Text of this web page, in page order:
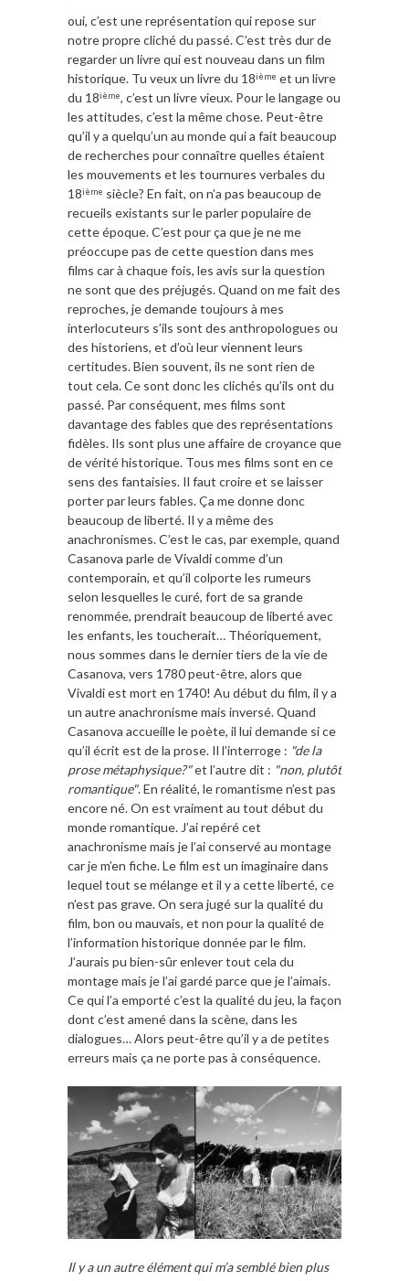
oui, c’est une représentation qui repose sur
notre propre cliché du passé. C’est très dur de
regarder un livre qui est nouveau dans un film
historique. Tu veux un livre du 18ième et un livre
du 18ième, c’est un livre vieux. Pour le langage ou
les attitudes, c’est la même chose. Peut-être
qu’il y a quelqu’un au monde qui a fait beaucoup
de recherches pour connaître quelles étaient
les mouvements et les tournures verbales du
18ième siècle? En fait, on n’a pas beaucoup de
recueils existants sur le parler populaire de
cette époque. C’est pour ça que je ne me
préoccupe pas de cette question dans mes
films car à chaque fois, les avis sur la question
ne sont que des préjugés. Quand on me fait des
reproches, je demande toujours à mes
interlocuteurs s’ils sont des anthropologues ou
des historiens, et d’où leur viennent leurs
certitudes. Bien souvent, ils ne sont rien de
tout cela. Ce sont donc les clichés qu’ils ont du
passé. Par conséquent, mes films sont
davantage des fables que des représentations
fidèles. Ils sont plus une affaire de croyance que
de vérité historique. Tous mes films sont en ce
sens des fantaisies. Il faut croire et se laisser
porter par leurs fables. Ça me donne donc
beaucoup de liberté. Il y a même des
anachronismes. C’est le cas, par exemple, quand
Casanova parle de Vivaldi comme d’un
contemporain, et qu’il colporte les rumeurs
selon lesquelles le curé, fort de sa grande
renommée, prendrait beaucoup de liberté avec
les enfants, les toucherait… Théoriquement,
nous sommes dans le dernier tiers de la vie de
Casanova, vers 1780 peut-être, alors que
Vivaldi est mort en 1740! Au début du film, il y a
un autre anachronisme mais inversé. Quand
Casanova accueille le poète, il lui demande si ce
qu’il écrit est de la prose. Il l’interroge : "de la
prose métaphysique?"et l’autre dit : "non, plutôt
romantique". En réalité, le romantisme n’est pas
encore né. On est vraiment au tout début du
monde romantique. J’ai repéré cet
anachronisme mais je l’ai conservé au montage
car je m’en fiche. Le film est un imaginaire dans
lequel tout se mélange et il y a cette liberté, ce
n’est pas grave. On sera jugé sur la qualité du
film, bon ou mauvais, et non pour la qualité de
l’information historique donnée par le film.
J’aurais pu bien-sûr enlever tout cela du
montage mais je l’ai gardé parce que je l’aimais.
Ce qui l’a emporté c’est la qualité du jeu, la façon
dont c’est amené dans la scène, dans les
dialogues… Alors peut-être qu’il y a de petites
erreurs mais ça ne porte pas à conséquence.
Il y a un autre élément qui m’a semblé bien plus